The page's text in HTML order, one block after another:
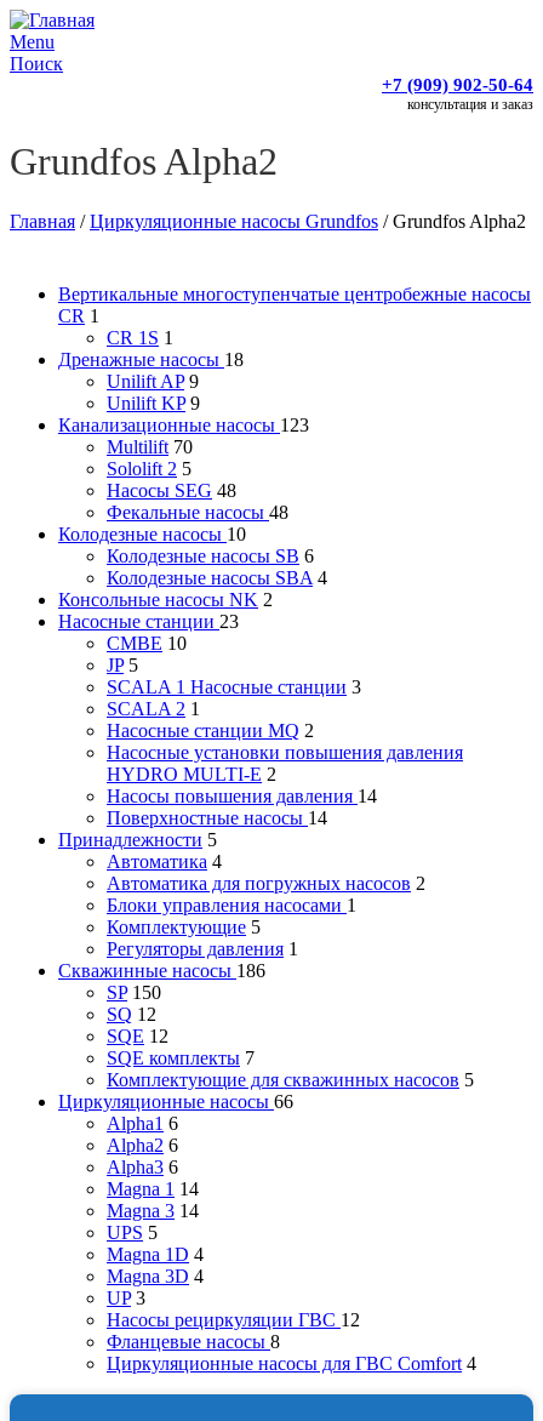
Menu
Поиск
+7 (909) 902-50-64
консультация и заказ
Grundfos Alpha2
Главная /Циркуляционные насосы Grundfos /Grundfos Alpha2
Вертикальные многоступенчатые центробежные насосы
CR 1
CR 1S 1
Дренажные насосы 18
Unilift AP 9
Unilift KP 9
Канализационные насосы 123
Multilift 70
Sololift 2 5
Насосы SEG 48
Фекальные насосы 48
Колодезные насосы 10
Колодезные насосы SB 6
Колодезные насосы SBA 4
Консольные насосы NK 2
Насосные станции 23
CMBE 10
JP 5
SCALA 1 Насосные станции 3
SCALA 2 1
Насосные станции MQ 2
Насосные установки повышения давления
HYDRO MULTI-E 2
Насосы повышения давления 14
Поверхностные насосы 14
Принадлежности 5
Автоматика 4
Автоматика для погружных насосов 2
Блоки управления насосами 1
Комплектующие 5
Регуляторы давления 1
Скважинные насосы 186
SP 150
SQ 12
SQE 12
SQE комплекты 7
Комплектующие для скважинных насосов 5
Циркуляционные насосы 66
Alpha1 6
Alpha2 6
Alpha3 6
Magna 1 14
Magna 3 14
UPS 5
Magna 1D 4
Magna 3D 4
UP 3
Насосы рециркуляции ГВС 12
Фланцевые насосы 8
Циркуляционные насосы для ГВС Comfort 4